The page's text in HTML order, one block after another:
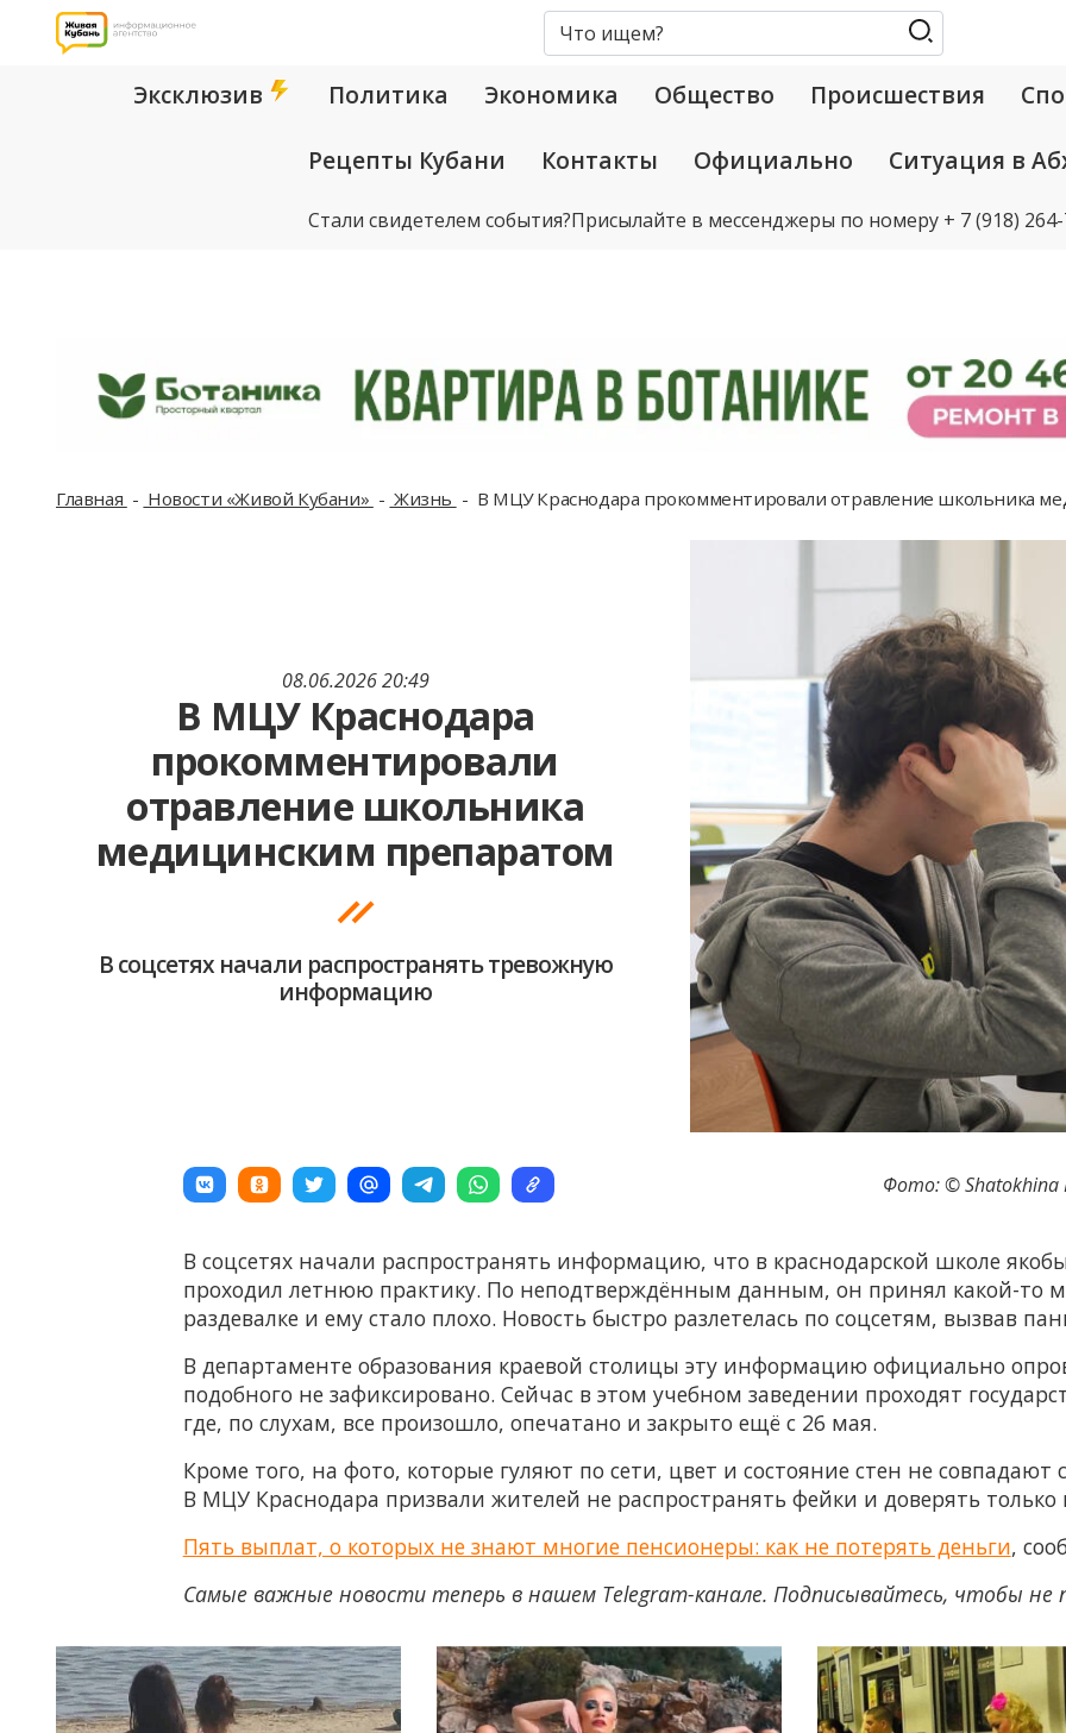
Эксклюзив Политика Экономика Общество Происшествия
Рецепты Кубани Контакты Официально Ситуация в
Стали свидетелем события?Присылайте в мессенджеры по номеру + 7 (918)
Главная Новости «Живой Кубани» Жизнь В МЦУ Краснодара прокомментировали отравление школьника
08.06.2026 20:49
В МЦУ Краснодара
прокомментировали
отравление школьника
медицинским препаратом
В соцсетях начали распространять тревожную
информацию
Фото: © Shatokhina
В соцсетях начали распространять информацию, что в краснодарской школе
проходил летнюю практику. По неподтверждённым данным, он принял какой-то
раздевалке и ему стало плохо. Новость быстро разлетелась по соцсетям, вызвав
В департаменте образования краевой столицы эту информацию официально
подобного не зафиксировано. Сейчас в этом учебном заведении проходят
где, по слухам, все произошло, опечатано и закрыто ещё с 26 мая.
Кроме того, на фото, которые гуляют по сети, цвет и состояние стен не
В МЦУ Краснодара призвали жителей не распространять фейки и доверять
Пять выплат, о которых не знают многие пенсионеры: как не потерять деньги,
Самые важные новости теперь в нашем Telegram-канале. Подписывайтесь, чтобы